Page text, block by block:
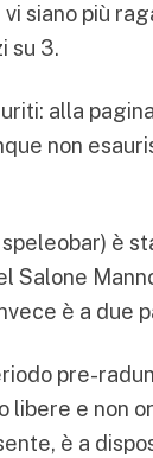
siano più
su 3.
alla pagina
non
è
Salone
è a due
pre-
libere e non
è a